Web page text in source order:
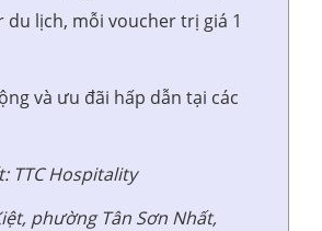
du lịch, mỗi voucher trị giá 1
và ưu đãi hấp dẫn tại các
TTC Hospitality
phường Tân Sơn Nhất,